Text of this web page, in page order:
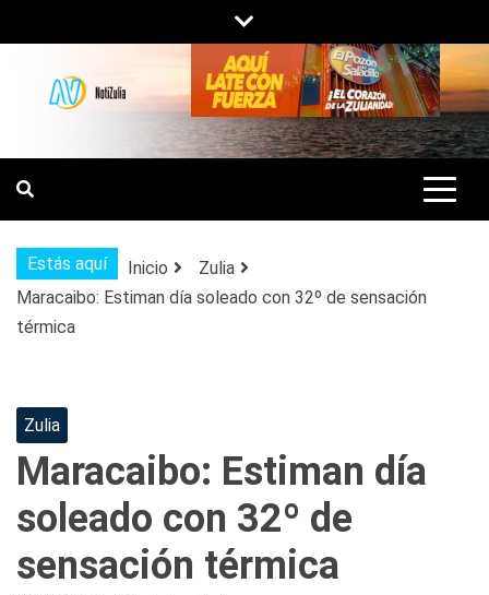
al
contenido
NOTIZULIA
NOTICIAS DEL ZULIA, VENEZUELA Y
DE INTERÉS GENERAL.
Estás aquí Inicio
Zulia
Maracaibo: Estiman día soleado con 32º de sensación
térmica
Zulia
Maracaibo: Estiman día
soleado con 32º de
sensación térmica